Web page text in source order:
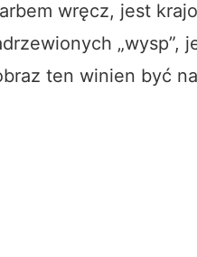
wręcz, jest
„wysp”,
ten winien być